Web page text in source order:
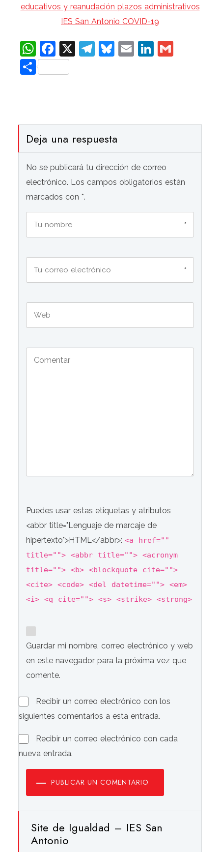
educativos y reanudación plazos administrativos
IES San Antonio COVID-19
WhatsApp
Facebook
X Telegram
Bluesky
EmailLinkedIn
Compartir
Deja una respuesta
No se publicará tu dirección de correo
electrónico. Los campos obligatorios están
marcados con *.
*
*
Puedes usar estas etiquetas y atributos
<abbr title="Lenguaje de marcaje de
hipertexto">HTML</abbr>:<a href=""
title=""> <abbr title=""> <acronym
title=""> <b> <blockquote cite="">
<cite> <code> <del datetime=""> <em>
<i> <q cite=""> <s> <strike> <strong>
Guardar mi nombre, correo electrónico y web
en este navegador para la próxima vez que
comente.
Recibir un correo electrónico con los
siguientes comentarios a esta entrada.
Recibir un correo electrónico con cada
nueva entrada.
PUBLICAR UN COMENTARIO
Site de Igualdad – IES San
Antonio